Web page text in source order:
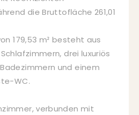
die Bruttofläche 261,01
179,53 m² besteht aus
drei luxuriös
und einem
WC.
verbunden mit